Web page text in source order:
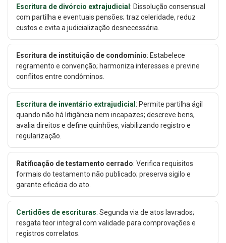
Escritura de divórcio extrajudicial : Dissolução consensual
com partilha e eventuais pensões; traz celeridade, reduz
custos e evita a judicialização desnecessária.
Escritura de instituição de condomínio: Estabelece
regramento e convenção; harmoniza interesses e previne
conflitos entre condôminos.
Escritura de inventário extrajudicial : Permite partilha ágil
quando não há litigância nem incapazes; descreve bens,
avalia direitos e define quinhões, viabilizando registro e
regularização.
Ratificação de testamento cerrado: Verifica requisitos
formais do testamento não publicado; preserva sigilo e
garante eficácia do ato.
Certidões de escrituras: Segunda via de atos lavrados;
resgata teor integral com validade para comprovações e
registros correlatos.